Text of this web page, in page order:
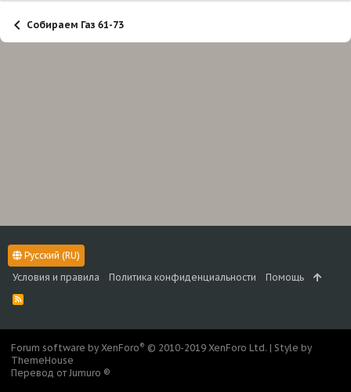
Собираем Газ 61-73
Русский (RU)
Условия и правила
Политика конфиденциальности Помощь
R
S
Forum software by XenForo® © 2010-2019 XenForo Ltd. | Style by
ThemeHouse
Перевод от Jumuro ®